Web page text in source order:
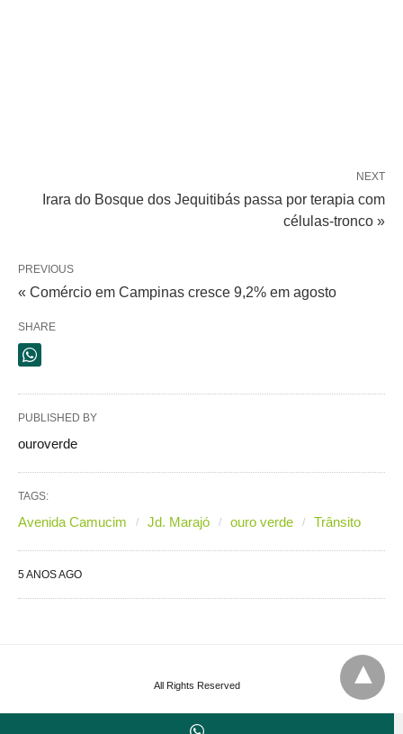
NEXT
Irara do Bosque dos Jequitibás passa por terapia com
células-tronco »
PREVIOUS
« Comércio em Campinas cresce 9,2% em agosto
SHARE
PUBLISHED BY
ouroverde
TAGS:
Avenida Camucim Jd. Marajó ouro verde Trânsito
5 ANOS AGO
All Rights Reserved